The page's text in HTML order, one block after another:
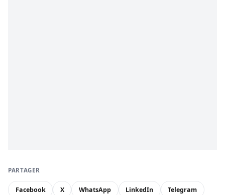
PARTAGER
Facebook X WhatsApp LinkedIn Telegram